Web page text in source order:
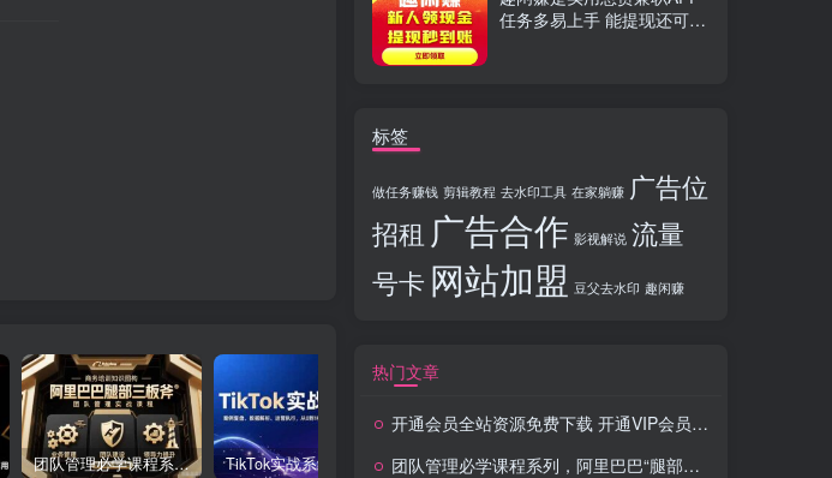
团队管理必学课程系列，阿里巴巴“腿部三板斧” TikTok实战系统课，案例复盘、数据解析、运营执行，从0到1构建千万级电商体系（更新） C++零基础实战课，夯实C语言基础、贯穿游戏项目、掌握开发思维，学成可挑战月薪15K+岗位
任务多易上手 能提现还可邀
标签
做任务赚钱 剪辑教程 去水印工具 在家躺赚 广告位
招租 广告合作 影视解说 流量
号卡 网站加盟 豆父去水印 趣闲赚
热门文章
开通会员全站资源免费下载 开通VIP会员 HY资源库
团队管理必学课程系列，阿里巴巴“腿部三板斧”